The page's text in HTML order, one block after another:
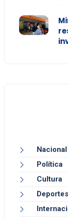
Nacional
Política
Cultura
Deportes